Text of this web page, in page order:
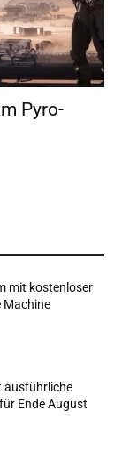
Pyro-
mit kostenloser
Machine
ausführliche
Ende August